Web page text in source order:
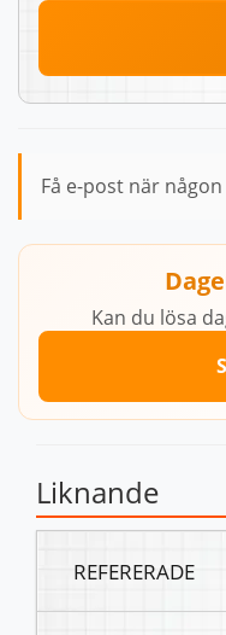
Få e-post när
Kan du lösa
Liknande
REFERERADE